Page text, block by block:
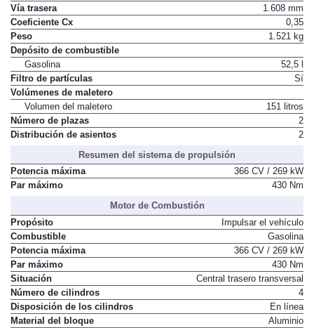
Vía trasera
1.608 mm
Coeficiente Cx
0,35
Peso
1.521 kg
Depósito de combustible
Gasolina
52,5 l
Filtro de partículas
Sí
Volúmenes de maletero
Volumen del maletero
151 litros
Número de plazas
2
Distribución de asientos
2
Resumen del sistema de propulsión
Potencia máxima
366 CV / 269 kW
Par máximo
430 Nm
Motor de Combustión
Propósito
Impulsar el vehículo
Combustible
Gasolina
Potencia máxima
366 CV / 269 kW
Par máximo
430 Nm
Situación
Central trasero transversal
Número de cilindros
4
Disposición de los cilindros
En línea
Material del bloque
Aluminio